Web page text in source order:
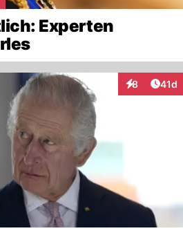
Experten
8
Interaktionen
41d